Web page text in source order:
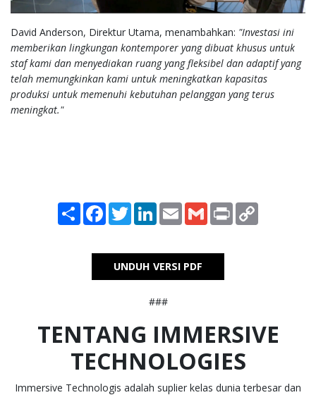
David Anderson, Direktur Utama, menambahkan: "Investasi ini
memberikan lingkungan kontemporer yang dibuat khusus untuk
staf kami dan menyediakan ruang yang fleksibel dan adaptif yang
telah memungkinkan kami untuk meningkatkan kapasitas
produksi untuk memenuhi kebutuhan pelanggan yang terus
meningkat."
Share Facebook
TwitterLinkedInEmail Gmail Print
UNDUH VERSI PDF
###
TENTANG IMMERSIVE
TECHNOLOGIES
Immersive Technologis adalah suplier kelas dunia terbesar dan